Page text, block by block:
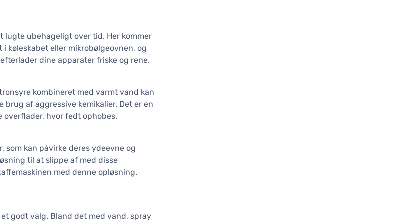
lugte ubehageligt over tid. Her kommer
køleskabet eller mikrobølgeovnen, og
dine apparater friske og rene.
kombineret med varmt vand kan
af aggressive kemikalier. Det er en
hvor fedt ophobes.
som kan påvirke deres ydeevne og
til at slippe af med disse
med denne opløsning.
godt valg. Bland det med vand, spray